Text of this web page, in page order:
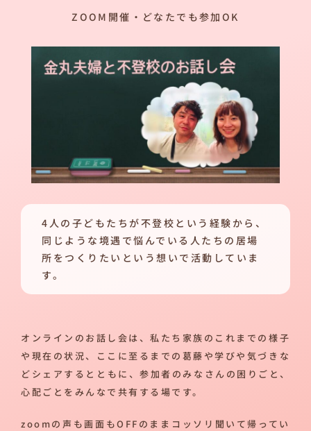
ZOOM開催・どなたでも参加OK
4人の子どもたちが不登校という経験から、
同じような境遇で悩んでいる人たちの居場
所をつくりたいという想いで活動していま
す。
オンラインのお話し会は、私たち家族のこれまでの様子
や現在の状況、ここに至るまでの葛藤や学びや気づきな
どシェアするとともに、参加者のみなさんの困りごと、
心配ごとをみんなで共有する場です。
zoomの声も画面もOFFのままコッソリ聞いて帰ってい